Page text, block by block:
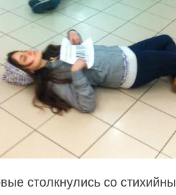
столкнулись со